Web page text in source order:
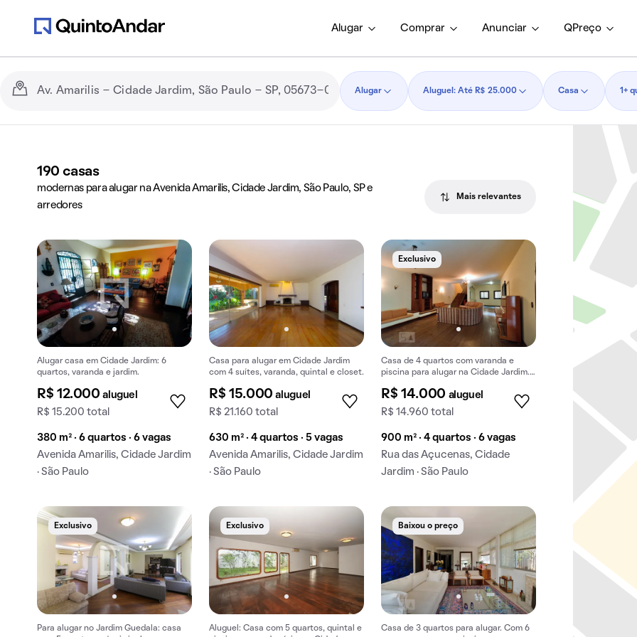
Alugar Comprar Anunciar QPreço
Alugar Aluguel: Até R$ 25.000 Casa 1+
190 casas
modernas para alugar na Avenida Amarilis, Cidade Jardim, São Paulo, SP e
arredores
Mais relevantes
Alugar casa em Cidade Jardim: 6
quartos, varanda e jardim.
R$ 12.000aluguel
R$ 15.200 total
380 m² · 6 quartos · 6 vagas
Avenida Amarilis, Cidade Jardim
· São Paulo
Casa para alugar em Cidade Jardim
com 4 suítes, varanda, quintal e closet.
R$ 15.000aluguel
R$ 21.160 total
630 m² · 4 quartos · 5 vagas
Avenida Amarilis, Cidade Jardim
· São Paulo
Exclusivo
Casa de 4 quartos com varanda e
piscina para alugar na Cidade Jardim.
R$ 14.000 aluguel
R$ 14.960 total
900 m² · 4 quartos · 6 vagas
Rua das Açucenas, Cidade
Jardim · São Paulo
Exclusivo
Para alugar no Jardim Guedala: casa
Exclusivo
Aluguel: Casa com 5 quartos, quintal e
Baixou o preço
Casa de 3 quartos para alugar. Com 6